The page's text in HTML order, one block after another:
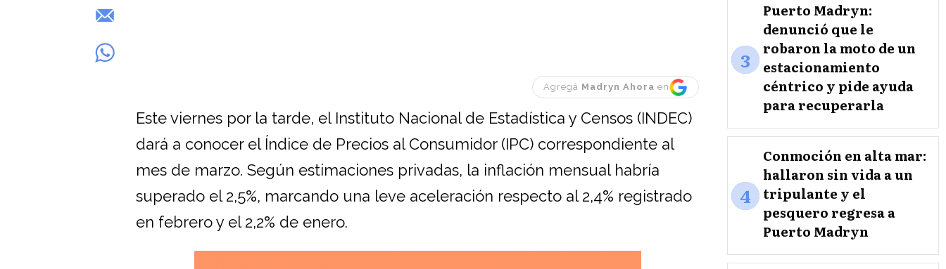
Agregá Madryn Ahora en
Este viernes por la tarde, el Instituto Nacional de Estadística y Censos (INDEC)
dará a conocer el Índice de Precios al Consumidor (IPC) correspondiente al
mes de marzo. Según estimaciones privadas, la inflación mensual habría
superado el 2,5%, marcando una leve aceleración respecto al 2,4% registrado
en febrero y el 2,2% de enero.
3
Puerto Madryn:
denunció que le
robaron la moto de un
estacionamiento
céntrico y pide ayuda
para recuperarla
4
Conmoción en alta mar:
hallaron sin vida a un
tripulante y el
pesquero regresa a
Puerto Madryn